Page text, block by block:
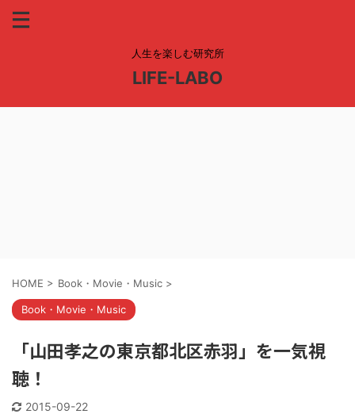
人生を楽しむ研究所
LIFE-LABO
HOME > Book・Movie・Music >
Book・Movie・Music
「山田孝之の東京都北区赤羽」を一気視
聴！
2015-09-22